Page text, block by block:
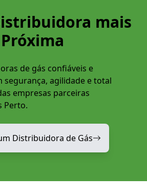
mais
Próxima
de gás confiáveis e
segurança, agilidade e total
empresas parceiras
Perto.
Distribuidora de Gás